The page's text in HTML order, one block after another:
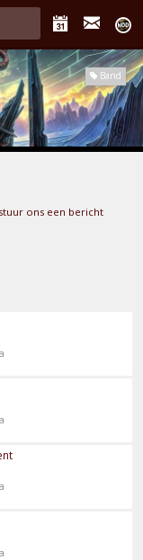
Band
stuur ons een bericht